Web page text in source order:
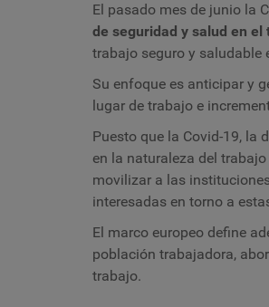
El pasado mes de junio la
de seguridad y salud en
trabajo seguro y saludable
Su enfoque es anticipar y
lugar de trabajo e
Puesto que la Covid-19,
en la naturaleza del
movilizar a las
interesadas en torno a
El marco europeo define
población trabajadora,
trabajo.